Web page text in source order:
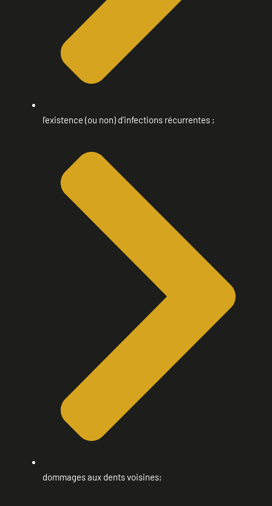
l’existence (ou non) d’infections récurrentes ;
dommages aux dents voisines;